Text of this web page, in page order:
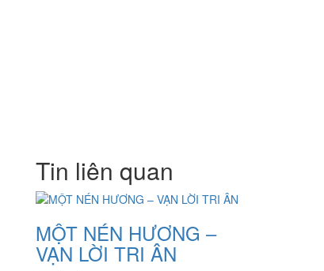
Tin liên quan
MỘT NÉN HƯƠNG –
VẠN LỜI TRI ÂN